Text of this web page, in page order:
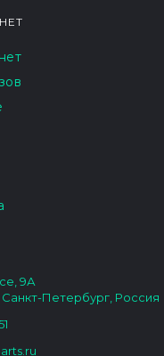
9А
Петербург, Россия